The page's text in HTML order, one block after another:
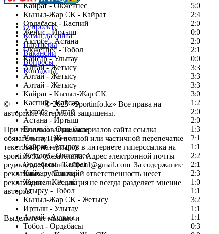
Кайрат - Окжетпес
5:0
Кызыл-Жар СК - Кайрат
2:4
Ордабасы - Каспий
2:0
Женис - Иртыш
0:0
Актобе - Астана
2:0
Окжетпес - Тобол
2:1
Кайсар - Улытау
0:0
Алтай - Жетысу
3:3
Алтай - Жетысу
3:3
Алтай - Жетысу
3:3
Кайрат - Кызыл-Жар СК
3:0
Каспий - Кайсар
1:2
Актобе - Алтай
2:0
Астана - Иртыш
2:0
Елимай - Ордабасы
1:3
Улытау - Женис
2:1
Кайрат - Атырау
1:1
Жетысу - Окжетпес
2:2
Ордабасы - Кайрат
2:1
Кайсар - Елимай
2:3
Женис - Каспий
1:0
Атырау - Тобол
1:1
Кызыл-Жар СК - Жетысу
3:2
Иртыш - Улытау
1:1
Алтай - Астана
1:1
Тобол - Ордабасы
0:3
О проекте
Команда сайта
Партнеры
Вакансии
Вопросы
Контакты
© Copyright© 2025 «Sportinfo.kz» Все права на
авторские материалы защищены.
При использовании материалов сайта ссылка
обязательна. При полной или частичной перепечатке
текстовых материалов в интернете гиперссылка на
sportinfo.kz обязательна. Адрес электронной почты
редакции: sportinfo.official@gmail.com. За содержание
рекламных публикаций ответственность несет
рекламодатель. Редакция не всегда разделяет мнение
авторов.
Заметили ошибку в тексте?
Выделите ее мышью и